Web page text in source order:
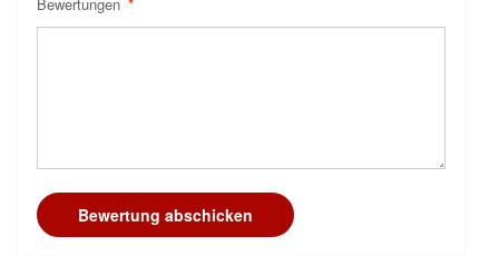
Bewertungen
Bewertung abschicken